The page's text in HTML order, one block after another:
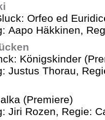
Orfeo ed
Aapo Häkkinen,
Königskinder
Justus Thorau,
(Premiere)
Jiri Rozen, Regie: